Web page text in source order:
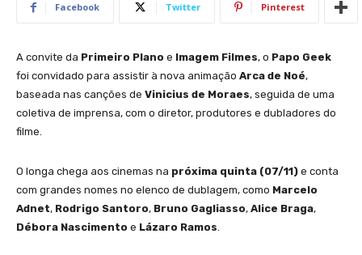
Facebook Twitter Pinterest
A convite da Primeiro Plano e Imagem Filmes, o Papo Geek
foi convidado para assistir à nova animação Arca de Noé,
baseada nas canções de Vinicius de Moraes, seguida de uma
coletiva de imprensa, com o diretor, produtores e dubladores do
filme.
O longa chega aos cinemas na próxima quinta (07/11) e conta
com grandes nomes no elenco de dublagem, como Marcelo
Adnet, Rodrigo Santoro, Bruno Gagliasso, Alice Braga,
Débora Nascimento e Lázaro Ramos.